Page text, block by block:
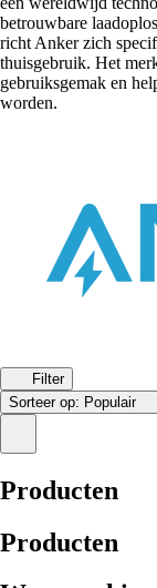
betrouwbare
richt Anker zich
thuisgebruik. Het
gebruiksgemak en
worden.
Filter
Sorteer op: Populair
Producten
Producten